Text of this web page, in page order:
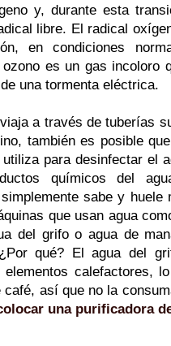
y, durante esta
libre. El radical
en condiciones
es un gas incoloro
una tormenta eléctrica.
a través de tuberías
también es posible
para desinfectar el
químicos del
sabe y huele
que usan agua
del grifo o agua de
qué? El agua del
calefactores,
café, así que no la
una purificadora